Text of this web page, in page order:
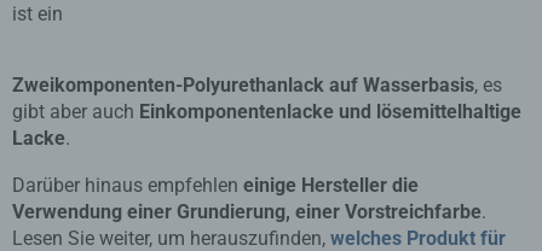
ist ein
Zweikomponenten-Polyurethanlack auf Wasserbasis, es
gibt aber auch Einkomponentenlacke und lösemittelhaltige
Lacke.
Darüber hinaus empfehlen einige Hersteller die
Verwendung einer Grundierung, einer Vorstreichfarbe.
Lesen Sie weiter, um herauszufinden, welches Produkt für